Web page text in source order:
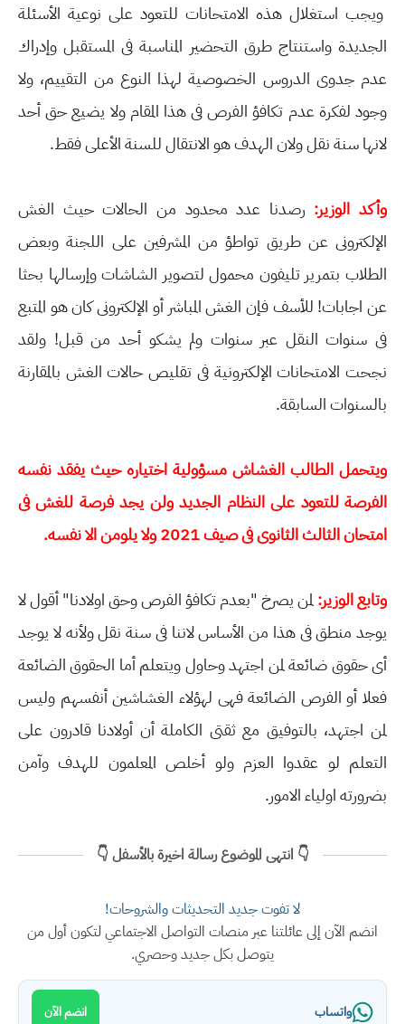
ويجب استغلال هذه الامتحانات للتعود على نوعية الأسئلة
الجديدة واستنتاج طرق التحضير المناسبة فى المستقبل وإدراك
عدم جدوى الدروس الخصوصية لهذا النوع من التقييم، ولا
وجود لفكرة عدم تكافؤ الفرص فى هذا المقام ولا يضيع حق أحد
لانها سنة نقل ولان الهدف هو الانتقال للسنة الأعلى فقط.
وأكد الوزير: رصدنا عدد محدود من الحالات حيث الغش
الإلكترونى عن طريق تواطؤ من المشرفين على اللجنة وبعض
الطلاب بتمرير تليفون محمول لتصوير الشاشات وإرسالها بحثا
عن اجابات! للأسف فإن الغش المباشر أو الإلكترونى كان هو المتبع
فى سنوات النقل عبر سنوات ولم يشكو أحد من قبل! ولقد
نجحت الامتحانات الإلكترونية فى تقليص حالات الغش بالمقارنة
بالسنوات السابقة.
ويتحمل الطالب الغشاش مسؤولية اختياره حيث يفقد نفسه
الفرصة للتعود على النظام الجديد ولن يجد فرصة للغش فى
امتحان الثالث الثانوى فى صيف 2021 ولا يلومن الا نفسه.
وتابع الوزير:لمن يصرخ "بعدم تكافؤ الفرص وحق اولادنا" أقول لا
يوجد منطق فى هذا من الأساس لاننا فى سنة نقل ولأنه لا يوجد
أى حقوق ضائعة لمن اجتهد وحاول ويتعلم أما الحقوق الضائعة
فعلا أو الفرص الضائعة فهى لهؤلاء الغشاشين أنفسهم وليس
لمن اجتهد، بالتوفيق مع ثقتى الكاملة أن أولادنا قادرون على
التعلم لو عقدوا العزم ولو أخلص المعلمون للهدف وآمن
بضرورته اولياء الامور.
👇 انتهى الموضوع رسالة اخيرة بالأسفل 👇
لا تفوت جديد التحديثات والشروحات!
انضم الآن إلى عائلتنا عبر منصات التواصل الاجتماعي لتكون أول من
يتوصل بكل جديد وحصري.
واتساب انضم الآن